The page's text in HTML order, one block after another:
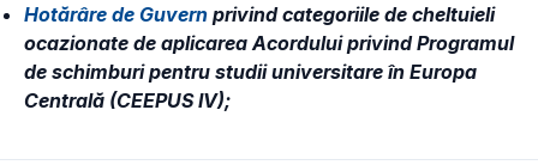
Hotărâre de Guvern privind categoriile de cheltuieli
ocazionate de aplicarea Acordului privind Programul
de schimburi pentru studii universitare în Europa
Centrală (CEEPUS IV);